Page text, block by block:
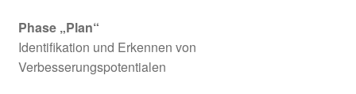
Phase „Plan“
Identifikation und Erkennen von
Verbesserungspotentialen